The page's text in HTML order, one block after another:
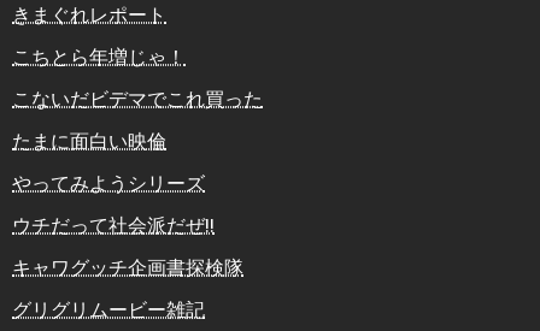
きまぐれレポート
こちとら年増じゃ！
こないだビデマでこれ買った
たまに面白い映倫
やってみようシリーズ
ウチだって社会派だぜ!!
キャワグッチ企画書探検隊
グリグリムービー雑記